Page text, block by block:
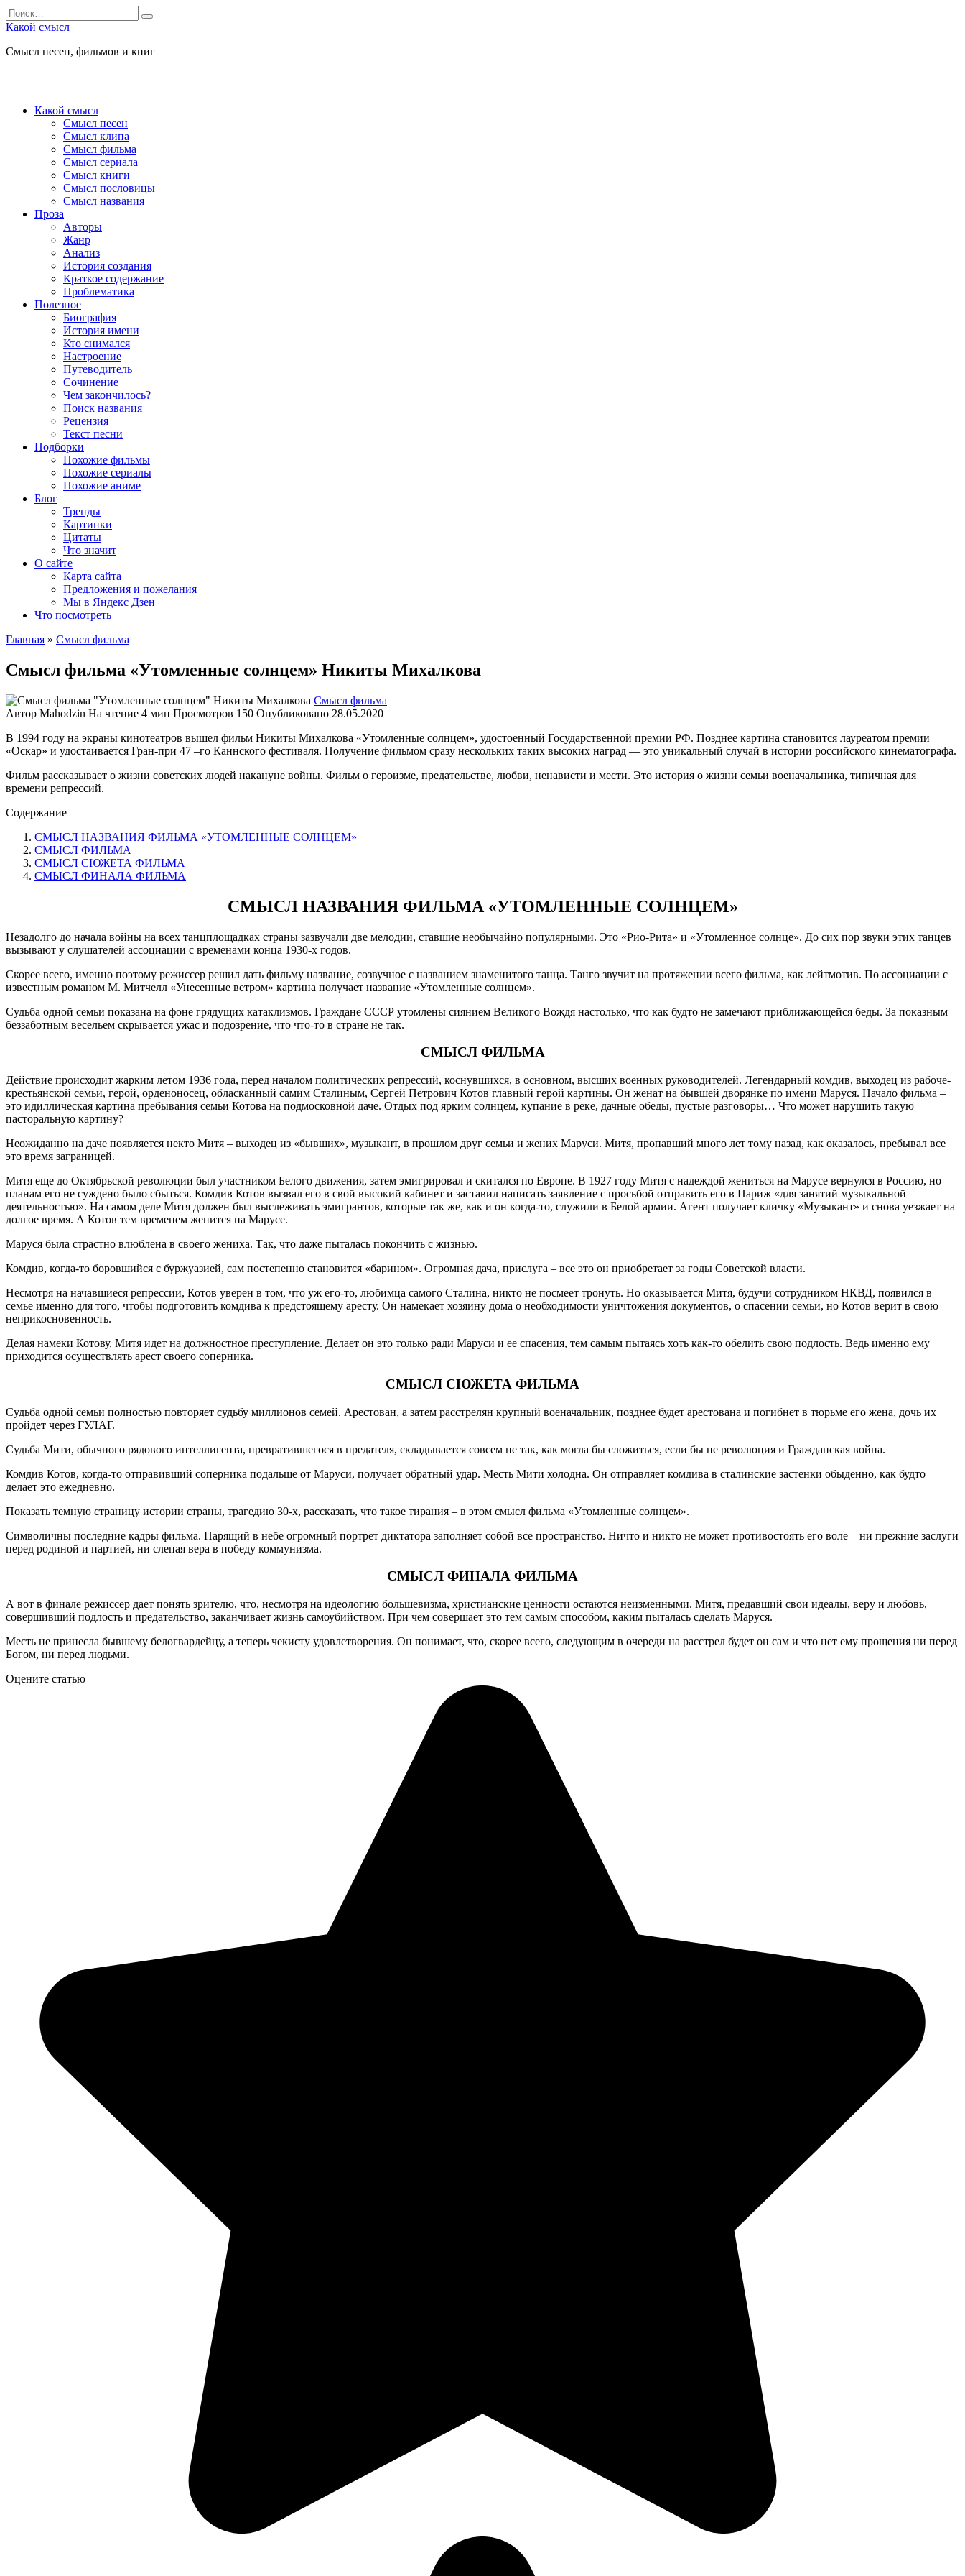
Перейти
к
Search
for:
Какой смысл
Смысл песен, фильмов и книг
Какой смысл
Смысл песен
Смысл клипа
Смысл фильма
Смысл сериала
Смысл книги
Смысл пословицы
Смысл названия
Проза
Авторы
Жанр
Анализ
История создания
Краткое содержание
Проблематика
Полезное
Биография
История имени
Кто снимался
Настроение
Путеводитель
Сочинение
Чем закончилось?
Поиск названия
Рецензия
Текст песни
Подборки
Похожие фильмы
Похожие сериалы
Похожие аниме
Блог
Тренды
Картинки
Цитаты
Что значит
О сайте
Карта сайта
Предложения и пожелания
Мы в Яндекс Дзен
Что посмотреть
Главная » Смысл фильма
Смысл фильма «Утомленные солнцем» Никиты Михалкова
Смысл фильма
Автор Mahodzin На чтение 4 мин Просмотров 150 Опубликовано 28.05.2020
В 1994 году на экраны кинотеатров вышел фильм Никиты Михалкова «Утомленные солнцем», удостоенный Государственной премии РФ. Позднее картина становится лауреатом премии
«Оскар» и удостаивается Гран-при 47 –го Каннского фестиваля. Получение фильмом сразу нескольких таких высоких наград — это уникальный случай в истории российского кинематографа.
Фильм рассказывает о жизни советских людей накануне войны. Фильм о героизме, предательстве, любви, ненависти и мести. Это история о жизни семьи военачальника, типичная для
времени репрессий.
Содержание
СМЫСЛ НАЗВАНИЯ ФИЛЬМА «УТОМЛЕННЫЕ СОЛНЦЕМ»
СМЫСЛ ФИЛЬМА
СМЫСЛ СЮЖЕТА ФИЛЬМА
СМЫСЛ ФИНАЛА ФИЛЬМА
СМЫСЛ НАЗВАНИЯ ФИЛЬМА «УТОМЛЕННЫЕ СОЛНЦЕМ»
Незадолго до начала войны на всех танцплощадках страны зазвучали две мелодии, ставшие необычайно популярными. Это «Рио-Рита» и «Утомленное солнце». До сих пор звуки этих танцев
вызывают у слушателей ассоциации с временами конца 1930-х годов.
Скорее всего, именно поэтому режиссер решил дать фильму название, созвучное с названием знаменитого танца. Танго звучит на протяжении всего фильма, как лейтмотив. По ассоциации с
известным романом М. Митчелл «Унесенные ветром» картина получает название «Утомленные солнцем».
Судьба одной семьи показана на фоне грядущих катаклизмов. Граждане СССР утомлены сиянием Великого Вождя настолько, что как будто не замечают приближающейся беды. За показным
беззаботным весельем скрывается ужас и подозрение, что что-то в стране не так.
СМЫСЛ ФИЛЬМА
Действие происходит жарким летом 1936 года, перед началом политических репрессий, коснувшихся, в основном, высших военных руководителей. Легендарный комдив, выходец из рабоче-
крестьянской семьи, герой, орденоносец, обласканный самим Сталиным, Сергей Петрович Котов главный герой картины. Он женат на бывшей дворянке по имени Маруся. Начало фильма –
это идиллическая картина пребывания семьи Котова на подмосковной даче. Отдых под ярким солнцем, купание в реке, дачные обеды, пустые разговоры… Что может нарушить такую
пасторальную картину?
Неожиданно на даче появляется некто Митя – выходец из «бывших», музыкант, в прошлом друг семьи и жених Маруси. Митя, пропавший много лет тому назад, как оказалось, пребывал все
это время заграницей.
Митя еще до Октябрьской революции был участником Белого движения, затем эмигрировал и скитался по Европе. В 1927 году Митя с надеждой жениться на Марусе вернулся в Россию, но
планам его не суждено было сбыться. Комдив Котов вызвал его в свой высокий кабинет и заставил написать заявление с просьбой отправить его в Париж «для занятий музыкальной
деятельностью». На самом деле Митя должен был выслеживать эмигрантов, которые так же, как и он когда-то, служили в Белой армии. Агент получает кличку «Музыкант» и снова уезжает на
долгое время. А Котов тем временем женится на Марусе.
Маруся была страстно влюблена в своего жениха. Так, что даже пыталась покончить с жизнью.
Комдив, когда-то боровшийся с буржуазией, сам постепенно становится «барином». Огромная дача, прислуга – все это он приобретает за годы Советской власти.
Несмотря на начавшиеся репрессии, Котов уверен в том, что уж его-то, любимца самого Сталина, никто не посмеет тронуть. Но оказывается Митя, будучи сотрудником НКВД, появился в
семье именно для того, чтобы подготовить комдива к предстоящему аресту. Он намекает хозяину дома о необходимости уничтожения документов, о спасении семьи, но Котов верит в свою
неприкосновенность.
Делая намеки Котову, Митя идет на должностное преступление. Делает он это только ради Маруси и ее спасения, тем самым пытаясь хоть как-то обелить свою подлость. Ведь именно ему
приходится осуществлять арест своего соперника.
СМЫСЛ СЮЖЕТА ФИЛЬМА
Судьба одной семьи полностью повторяет судьбу миллионов семей. Арестован, а затем расстрелян крупный военачальник, позднее будет арестована и погибнет в тюрьме его жена, дочь их
пройдет через ГУЛАГ.
Судьба Мити, обычного рядового интеллигента, превратившегося в предателя, складывается совсем не так, как могла бы сложиться, если бы не революция и Гражданская война.
Комдив Котов, когда-то отправивший соперника подальше от Маруси, получает обратный удар. Месть Мити холодна. Он отправляет комдива в сталинские застенки обыденно, как будто
делает это ежедневно.
Показать темную страницу истории страны, трагедию 30-х, рассказать, что такое тирания – в этом смысл фильма «Утомленные солнцем».
Символичны последние кадры фильма. Парящий в небе огромный портрет диктатора заполняет собой все пространство. Ничто и никто не может противостоять его воле – ни прежние заслуги
перед родиной и партией, ни слепая вера в победу коммунизма.
СМЫСЛ ФИНАЛА ФИЛЬМА
А вот в финале режиссер дает понять зрителю, что, несмотря на идеологию большевизма, христианские ценности остаются неизменными. Митя, предавший свои идеалы, веру и любовь,
совершивший подлость и предательство, заканчивает жизнь самоубийством. При чем совершает это тем самым способом, каким пыталась сделать Маруся.
Месть не принесла бывшему белогвардейцу, а теперь чекисту удовлетворения. Он понимает, что, скорее всего, следующим в очереди на расстрел будет он сам и что нет ему прощения ни перед
Богом, ни перед людьми.
Оцените статью